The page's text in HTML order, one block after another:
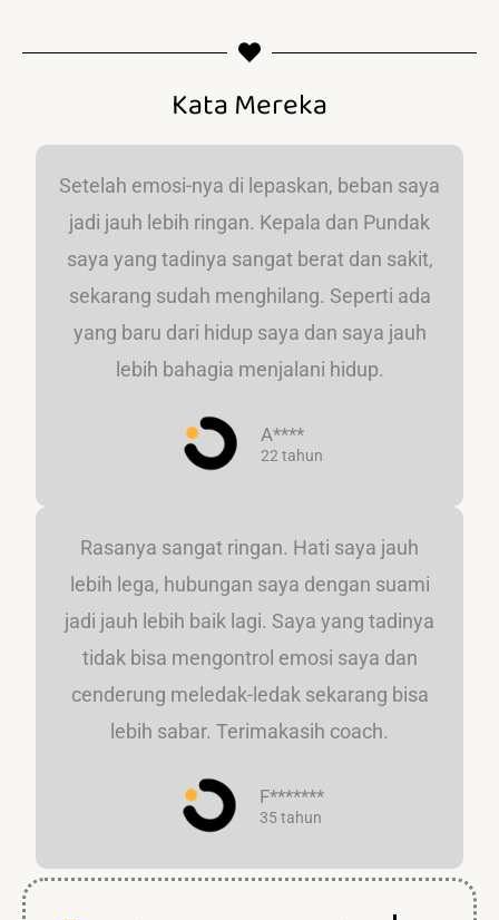
Kata Mereka
Setelah emosi-nya di lepaskan, beban saya
jadi jauh lebih ringan. Kepala dan Pundak
saya yang tadinya sangat berat dan sakit,
sekarang sudah menghilang. Seperti ada
yang baru dari hidup saya dan saya jauh
lebih bahagia menjalani hidup.
A****
22 tahun
Rasanya sangat ringan. Hati saya jauh
lebih lega, hubungan saya dengan suami
jadi jauh lebih baik lagi. Saya yang tadinya
tidak bisa mengontrol emosi saya dan
cenderung meledak-ledak sekarang bisa
lebih sabar. Terimakasih coach.
F*******
35 tahun